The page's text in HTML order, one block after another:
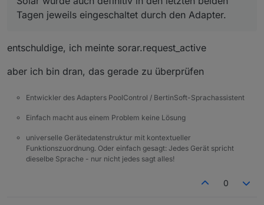
Tagen jeweils eingeschaltet durch den Adapter.
entschuldige, ich meinte sorar.request_active
aber ich bin dran, das gerade zu überprüfen
Entwickler des Adapters PoolControl / BertinSoft-Sprachassistent
Einfach macht aus einem Problem keine Lösung
universelle Gerätedatenstruktur mit kontextueller
Funktionszuordnung. Oder einfach gesagt: Jedes Gerät spricht
dieselbe Sprache - nur nicht jedes sagt alles!
0